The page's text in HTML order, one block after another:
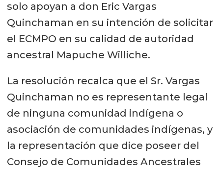
solo apoyan a don Eric Vargas
Quinchaman en su intención de solicitar
el ECMPO en su calidad de autoridad
ancestral Mapuche Williche.
La resolución recalca que el Sr. Vargas
Quinchaman no es representante legal
de ninguna comunidad indígena o
asociación de comunidades indígenas, y
la representación que dice poseer del
Consejo de Comunidades Ancestrales